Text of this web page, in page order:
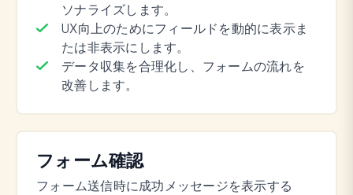
ソナライズします。
UX向上のためにフィールドを動的に表示ま
たは非表示にします。
データ収集を合理化し、フォームの流れを
改善します。
フォーム確認
フォーム送信時に成功メッセージを表示する